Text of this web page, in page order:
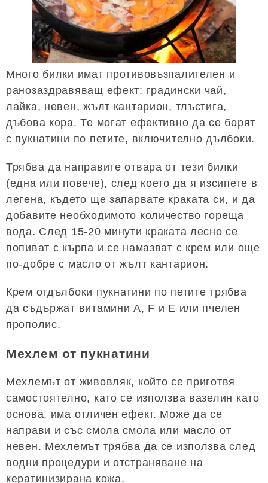
Много билки имат противовъзпалителен и
ранозаздравяващ ефект: градински чай,
лайка, невен, жълт кантарион, тлъстига,
дъбова кора. Те могат ефективно да се борят
с пукнатини по петите, включително дълбоки.
Трябва да направите отвара от тези билки
(една или повече), след което да я изсипете в
легена, където ще запарвате краката си, и да
добавите необходимото количество гореща
вода. След 15-20 минути краката лесно се
попиват с кърпа и се намазват с крем или още
по-добре с масло от жълт кантарион.
Крем отдълбоки пукнатини по петите трябва
да съдържат витамини А, F и Е или пчелен
прополис.
Мехлем от пукнатини
Мехлемът от живовляк, който се приготвя
самостоятелно, като се използва вазелин като
основа, има отличен ефект. Може да се
направи и със смола смола или масло от
невен. Мехлемът трябва да се използва след
водни процедури и отстраняване на
кератинизирана кожа.